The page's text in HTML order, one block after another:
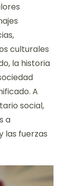
culturales
la historia
A
social,
a
las fuerzas